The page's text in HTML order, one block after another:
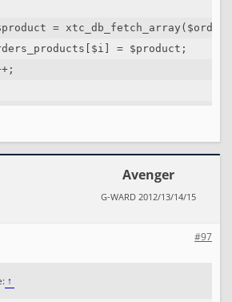
=
= $product;
=
.=
Avenger
G-WARD 2012/13/14/15
#97
↑